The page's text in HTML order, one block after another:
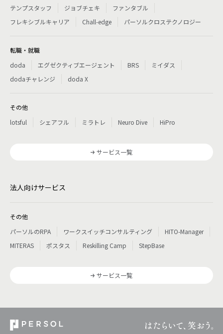
テンプスタッフ
ジョブチェキ
ファンタブル
フレキシブルキャリア
Chall-edge パーソルクロステクノロジー
転職・就職
doda
エグゼクティブエージェント BRS
ミイダス
dodaチャレンジ
doda X
その他
lotsful
シェアフル ミラトレ Neuro Dive HiPro
サービス一覧
法人向けサービス
その他
パーソルのRPA
ワークスイッチコンサルティング
HITO-Manager
MITERAS
ポスタス Reskilling Camp StepBase
サービス一覧